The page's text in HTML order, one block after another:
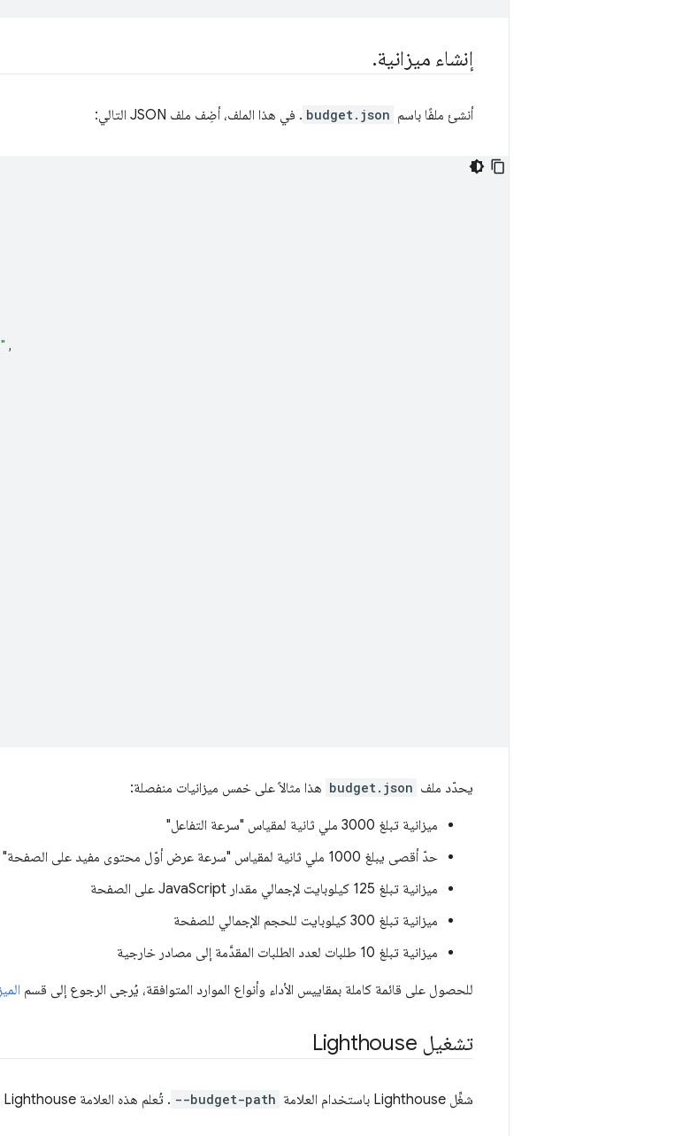
إنشاء ميزانية.
أنشئ ملفًا باسم budget.json . في هذا الملف، أضِف ملف JSON التالي:
,
يحدّد ملف budget.json هذا مثالاً على خمس ميزانيات منفصلة:
ميزانية تبلغ 3000 ملي ثانية لمقياس "سرعة التفاعل"
حدّ أقصى يبلغ 1000 ملي ثانية لمقياس "سرعة عرض أوّل محتوى مفيد على الصفحة"
ميزانية تبلغ 125 كيلوبايت لإجمالي مقدار JavaScript على الصفحة
ميزانية تبلغ 300 كيلوبايت للحجم الإجمالي للصفحة
ميزانية تبلغ 10 طلبات لعدد الطلبات المقدَّمة إلى مصادر خارجية
للحصول على قائمة كاملة بمقاييس الأداء وأنواع الموارد المتوافقة، يُرجى الرجوع إلى قسم
تشغيل Lighthouse
شغِّل Lighthouse باستخدام العلامة --budget-path . تُعلم هذه العلامة Lighthouse بموقع ملف الميزانية.